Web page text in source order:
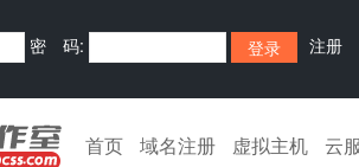
密 码: 注册
首页 域名注册 虚拟主机 云